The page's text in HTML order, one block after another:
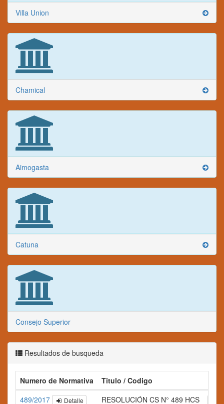
Villa Union
Chamical
Aimogasta
Catuna
Consejo Superior
Resultados de busqueda
Numero de Normativa Titulo / Codigo
489/2017
Detalle RESOLUCIÓN CS N° 489 HCS